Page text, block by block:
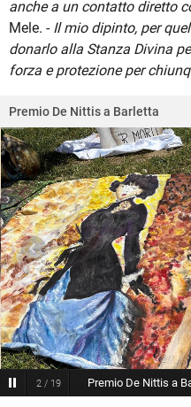
anche a un contatto diretto
Mele. - Il mio dipinto, per
donarlo alla Stanza Divina
forza e protezione per
Premio De Nittis a Barletta
2 / 19 Premio De Nittis a